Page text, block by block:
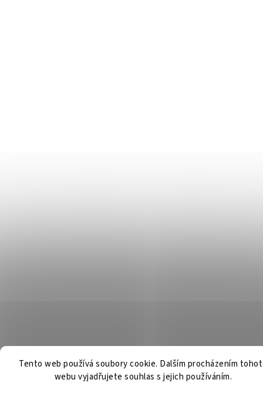
Tento web používá soubory cookie. Dalším procházením
webu vyjadřujete souhlas s jejich používáním.